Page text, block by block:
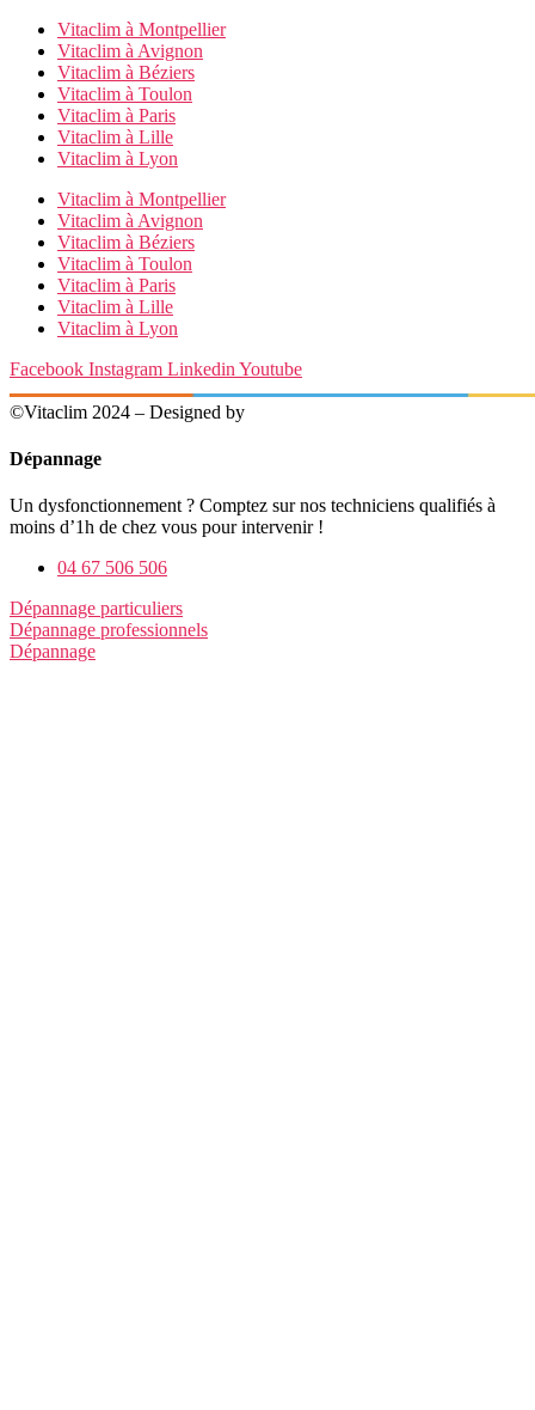
Vitaclim à Montpellier
Vitaclim à Avignon
Vitaclim à Béziers
Vitaclim à Toulon
Vitaclim à Paris
Vitaclim à Lille
Vitaclim à Lyon
Vitaclim à Montpellier
Vitaclim à Avignon
Vitaclim à Béziers
Vitaclim à Toulon
Vitaclim à Paris
Vitaclim à Lille
Vitaclim à Lyon
Facebook Instagram Linkedin Youtube
©Vitaclim 2024 – Designed by
Dépannage
Un dysfonctionnement ? Comptez sur nos techniciens qualifiés à
moins d’1h de chez vous pour intervenir !
04 67 506 506
Dépannage particuliers
Dépannage professionnels
Dépannage